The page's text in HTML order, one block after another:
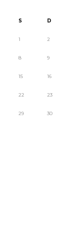
S D
1 2
8 9
15 16
22 23
29 30